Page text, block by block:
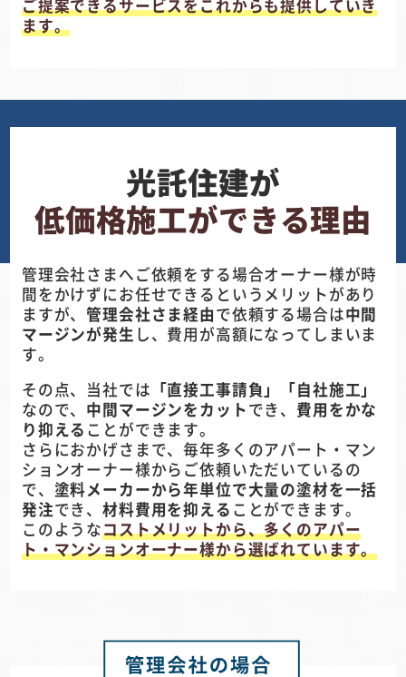
ご提案できるサービスをこれからも提供していき
ます。
光託住建が
低価格施工ができる理由
管理会社さまへご依頼をする場合オーナー様が時
間をかけずにお任せできるというメリットがあり
ますが、管理会社さま経由で依頼する場合は中間
マージンが発生 し、費用が高額になってしまいま
す。
その点、当社では 「直接工事請負」
「自社施工」
なので、 中間マージンをカットでき、 費用をかな
り抑える ことができます。
さらにおかげさまで、毎年多くのアパート・マン
ションオーナー様からご依頼いただいているの
で、 塗料メーカーから年単位で大量の塗材を一括
発注でき、材料費用を抑える ことができます。
このようなコストメリットから、多くのアパー
ト・マンションオーナー様から選ばれています。